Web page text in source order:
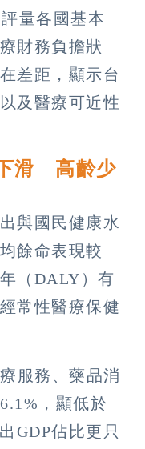
量各國基本
財務負擔狀
差距，顯示台
及醫療可近性
滑 高齡少
與國民健康水
餘命表現較
（DALY）有
常性醫療保健
服務、藥品消
，顯低於
GDP佔比更只